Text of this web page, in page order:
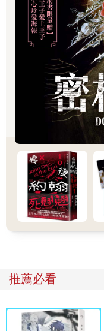
美國空騎部隊很快就會
失望。他說，我會盡量
像大使館一片亂糟糟，
字機熱過了頭，使館人
過濃烈，連空調也失去
持冷靜，他在這裡生活
少流汗。他能在黑暗中
隱形。他雖是知識份子
划船隊員那一型，還能
的人多半都是蒼白、近
佳，每天早上還會讓男
維持身材。閒暇時候他
一本書。幾天後他到來
與東方破壞模式》的平
這本是送我的，將軍則
我寧可收到威士忌當禮
的字，那些誇張到令人
部的會議紀錄中摘錄而
嘰嘰咕咕了幾句。從意
對亞洲的威脅」，便可
心討論書本或八卦，現
他想討論飛機，克勞德
推薦必看